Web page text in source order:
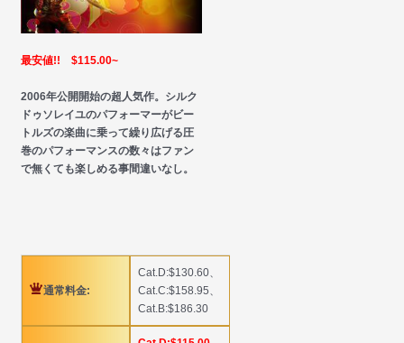
最安値!! $115.00~
2006年公開開始の超人気作。シルク
ドゥソレイユのパフォーマーがビー
トルズの楽曲に乗って繰り広げる圧
巻のパフォーマンスの数々はファン
で無くても楽しめる事間違いなし。
通常料金:
Cat.D:$130.60、
Cat.C:$158.95、
Cat.B:$186.30